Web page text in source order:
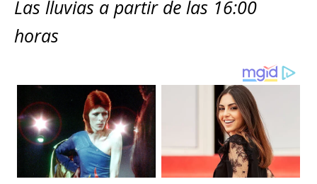
A
p
k r
m
p
ti
r
Las lluvias a partir de las 16:00
horas